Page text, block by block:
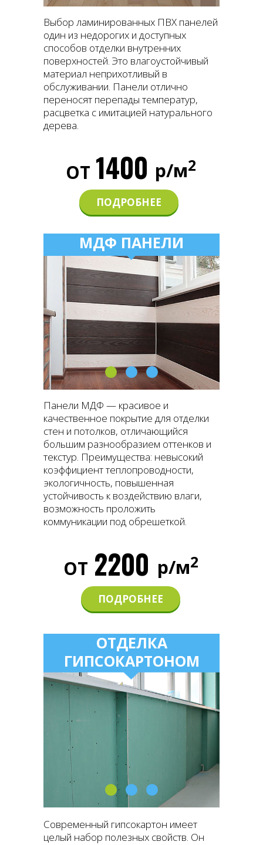
Выбор ламинированных ПВХ панелей
один из недорогих и доступных
способов отделки внутренних
поверхностей. Это влагоустойчивый
материал неприхотливый в
обслуживании. Панели отлично
переносят перепады температур,
расцветка с имитацией натурального
дерева.
ПОДРОБНЕЕ
ОТ р/м2
1400
2200 р/м2
ОТ
ПОДРОБНЕЕ
Панели МДФ — красивое и
качественное покрытие для отделки
стен и потолков, отличающийся
большим разнообразием оттенков и
текстур. Преимущества: невысокий
коэффициент теплопроводности,
экологичность, повышенная
устойчивость к воздействию влаги,
возможность проложить
коммуникации под обрешеткой.
Современный гипсокартон имеет
целый набор полезных свойств. Он
МДФ ПАНЕЛИ
ОТДЕЛКА
ГИПСОКАРТОНОМ